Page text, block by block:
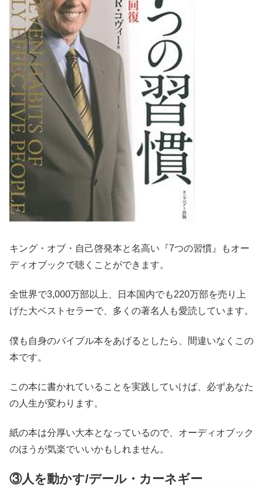
キング・オブ・自己啓発本と名高い『7つの習慣』もオー
ディオブックで聴くことができます。
全世界で3,000万部以上、日本国内でも220万部を売り上
げた大ベストセラーで、多くの著名人も愛読しています。
僕も自身のバイブル本をあげるとしたら、間違いなくこの
本です。
この本に書かれていることを実践していけば、必ずあなた
の人生が変わります。
紙の本は分厚い大本となっているので、オーディオブック
のほうが気楽でいいかもしれません。
③人を動かす/デール・カーネギー